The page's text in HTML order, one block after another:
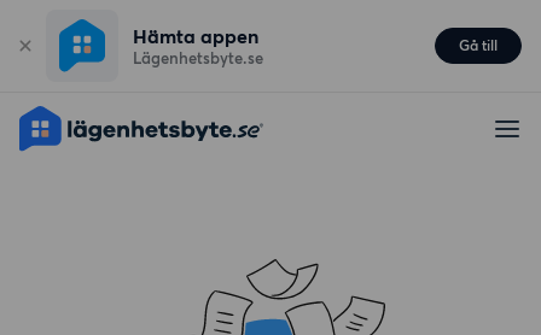
Hämta appen
Lägenhetsbyte.se
Gå till